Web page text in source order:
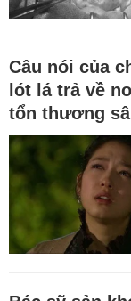
Câu nói của
lót lá trả về
tổn thương